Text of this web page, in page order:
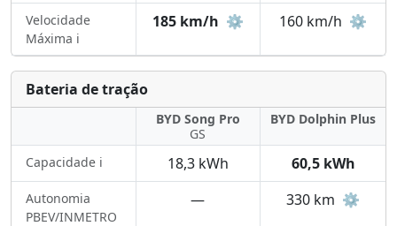
Velocidade
Máxima ℹ️
185 km/h ⚙️ 160 km/h ⚙️
Bateria de tração
BYD Song Pro
GS
BYD Dolphin Plus
Capacidade ℹ️ 18,3 kWh 60,5 kWh
Autonomia
PBEV/INMETRO
— 330 km ⚙️